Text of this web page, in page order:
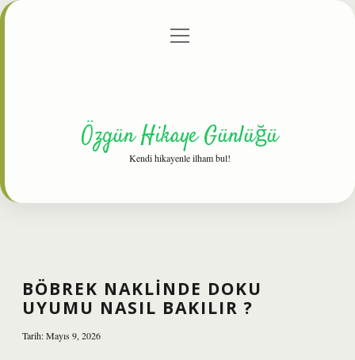
Gizlilik Politikası
menüyü
Özgün Hikaye Günlüğü
Kendi hikayenle ilham bul!
BÖBREK NAKLINDE DOKU
UYUMU NASIL BAKILIR ?
Tarih: Mayıs 9, 2026